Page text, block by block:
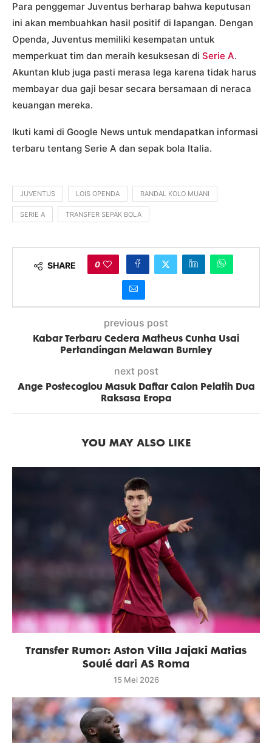
Para penggemar Juventus berharap bahwa keputusan
ini akan membuahkan hasil positif di lapangan. Dengan
Openda, Juventus memiliki kesempatan untuk
memperkuat tim dan meraih kesuksesan di Serie A.
Akuntan klub juga pasti merasa lega karena tidak harus
membayar dua gaji besar secara bersamaan di neraca
keuangan mereka.
Ikuti kami di Google News untuk mendapatkan informasi
terbaru tentang Serie A dan sepak bola Italia.
JUVENTUS LOIS OPENDA RANDAL KOLO MUANI
SERIE A TRANSFER SEPAK BOLA
SHARE 0
previous post
Kabar Terbaru Cedera Matheus Cunha Usai
Pertandingan Melawan Burnley
next post
Ange Postecoglou Masuk Daftar Calon Pelatih Dua
Raksasa Eropa
YOU MAY ALSO LIKE
Transfer Rumor: Aston Villa Jajaki Matias
Soulé dari AS Roma
15 Mei 2026